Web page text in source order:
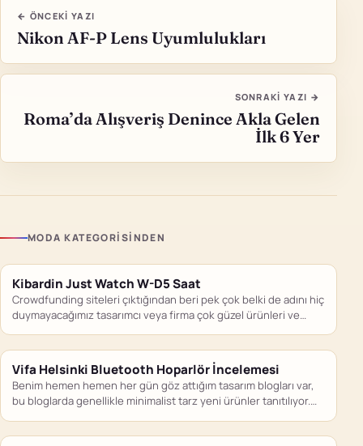
← ÖNCEKI YAZI
Nikon AF-P Lens Uyumlulukları
SONRAKI YAZI →
Roma’da Alışveriş Denince Akla Gelen
İlk 6 Yer
MODA KATEGORISINDEN
Kibardin Just Watch W-D5 Saat
Crowdfunding siteleri çıktığından beri pek çok belki de adını hiç
duymayacağımız tasarımcı veya firma çok güzel ürünleri ve…
Vifa Helsinki Bluetooth Hoparlör İncelemesi
Benim hemen hemen her gün göz attığım tasarım blogları var,
bu bloglarda genellikle minimalist tarz yeni ürünler tanıtılıyor.…